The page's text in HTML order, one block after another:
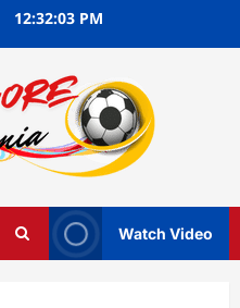
12:32:05 PM
Watch Video